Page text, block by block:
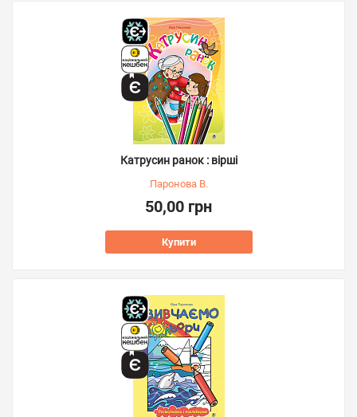
Катрусин ранок : вірші
Паронова В.
50,00 грн
Купити